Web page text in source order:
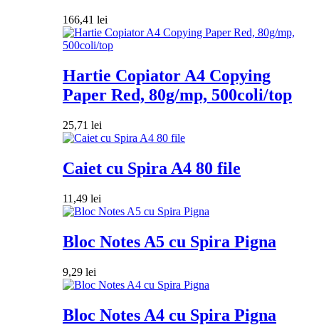
166,41 lei
Hartie Copiator A4 Copying
Paper Red, 80g/mp, 500coli/top
25,71 lei
Caiet cu Spira A4 80 file
11,49 lei
Bloc Notes A5 cu Spira Pigna
9,29 lei
Bloc Notes A4 cu Spira Pigna